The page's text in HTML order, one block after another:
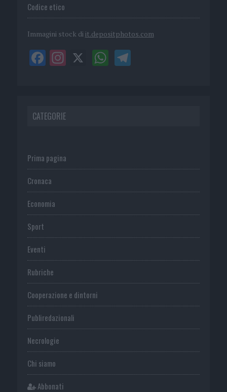
Codice etico
Immagini stock di it.depositphotos.com
CATEGORIE
Prima pagina
Cronaca
Economia
Sport
Eventi
Rubriche
Cooperazione e dintorni
Publiredazionali
Necrologie
Chi siamo
Abbonati